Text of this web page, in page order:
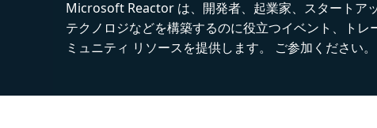
Microsoft Reactor は、開発者、起業家、スタートア
テクノロジなどを構築するのに役立つイベント、トレ
ミュニティ リソースを提供します。 ご参加ください。